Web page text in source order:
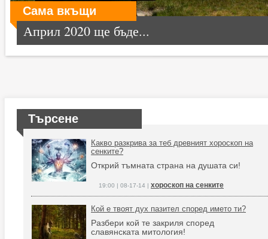
Сама вкъщи
Април 2020 ще бъде...
Търсене
Какво разкрива за теб древният хороскоп на
сенките?
Открий тъмната страна на душата си!
19:00 | 08-17-14 | хороскоп на сенките
Кой е твоят дух пазител според името ти?
Разбери кой те закриля според
славянската митология!